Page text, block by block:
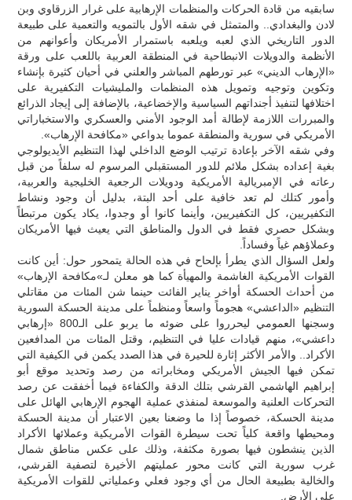
سابقيه من قادة الحركات والمنظمات الإرهابية على غرار الزرقاوي وبن
لادن والبغدادي.. والمتمثل في شقه الأول بالتمويه والتعمية على طبيعة
الدور التاريخي الذي لعبه ويلعبه باستمرار الأمريكان وأعوانهم من
الأنظمة والدويلات الانبطاحية في المنطقة العربية باللعب على ورقة
«الإرهاب الديني» عبر تورطهم المباشر والعلني في أحيان كثيرة بإنشاء
وتكوين وتوجيه وتمويل هذه المنظمات والمليشيات التكفيرية على
اختلافها لتنفيذ أجنداتهم السياسية والإخضاعية، بالإضافة إلى إيجاد الذرائع
والمبررات اللازمة لإطالة أمد الوجود الأمني والعسكري والاستخباراتي
الأمريكي في سورية والمنطقة عموما بدواعي «مكافحة الإرهاب».
وفي شقه الآخر بإعادة ترتيب الوضع الداخلي لهذا التنظيم الأيديولوجي
بغية إعداده بشكل ملائم للدور المستقبلي المرسوم له سلفاً من قبل
رعاته في الإمبريالية الأمريكية ودويلات الرجعية الخليجية والعربية،
وأمور كتلك لم تعد خافية على أحد البتة، بدليل أن وجود ونشاط
التكفيريين، كل التكفيريين، وأينما كانوا أو وجدوا، يكاد يكون مرتبطاً
وبشكل حصري فقط في الدول والمناطق التي يعيث فيها الأمريكان
وعملاؤهم غياً وفساداً.
ولعل السؤال الذي يطرأ بإلحاح في هذه الحالة يتمحور حول: أين كانت
القوات الأمريكية الغاشمة والمهيأة كما هو معلن لـ»مكافحة الإرهاب»
من أحداث الحسكة أواخر يناير الفائت حينما شن المئات من مقاتلي
التنظيم «الداعشي» هجوماً واسعاً ومنظماً على مدينة الحسكة السورية
وسجنها العمومي ليحرروا على ضوئه ما يربو على الـ800 «إرهابي
داعشي»، منهم قيادات عليا في التنظيم، وقتل المئات من المدافعين
الأكراد.. والأمر الأكثر إثارة للحيرة في هذا الصدد يكمن في الكيفية التي
تمكن فيها الجيش الأمريكي ومخابراته من رصد وتحديد موقع أبو
إبراهيم الهاشمي القرشي بتلك الدقة والكفاءة فيما أخفقت عن رصد
التحركات العلنية والموسعة لمنفذي عملية الهجوم الإرهابي الهائل على
مدينة الحسكة، خصوصاً إذا ما وضعنا بعين الاعتبار أن مدينة الحسكة
ومحيطها واقعة كلياً تحت سيطرة القوات الأمريكية وعملائها الأكراد
الذين ينشطون فيها بصورة مكثفة، وذلك على عكس مناطق شمال
غرب سورية التي كانت محور عمليتهم الأخيرة لتصفية القرشي،
والخالية بطبيعة الحال من أي وجود فعلي وعملياتي للقوات الأمريكية
على الأرض.